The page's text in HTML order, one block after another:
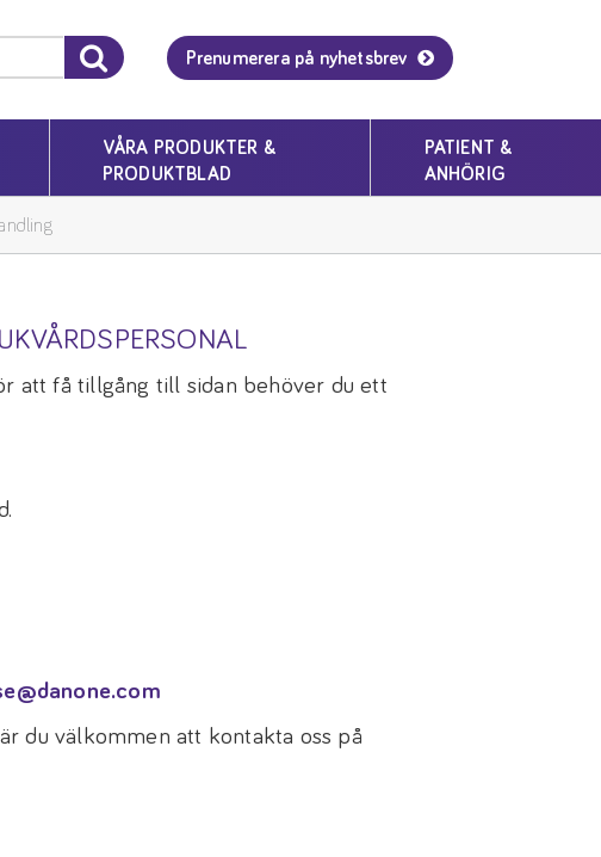
Prenumerera på nyhetsbrev
VÅRA PRODUKTER &
PRODUKTBLAD
PATIENT &
ANHÖRIG
att få tillgång till sidan behöver du ett
du välkommen att kontakta oss på